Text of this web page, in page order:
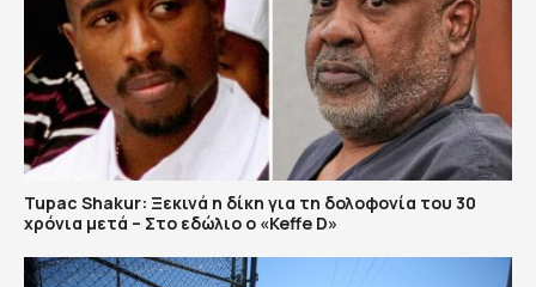
Tupac Shakur: Ξεκινά η δίκη για τη δολοφονία του 30
χρόνια μετά – Στο εδώλιο ο «Keffe D»